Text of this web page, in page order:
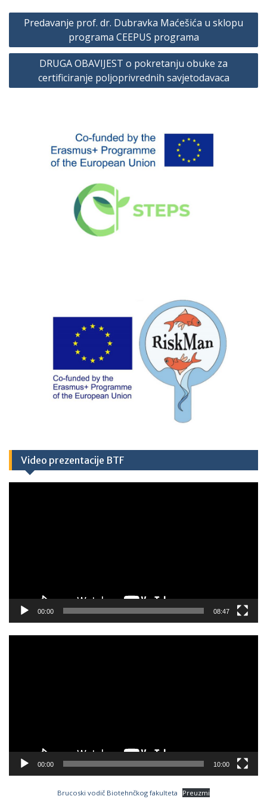
Navigacija
Predavanje prof. dr. Dubravka Maćešića u sklopu
programa CEEPUS programa
DRUGA OBAVIJEST o pokretanju obuke za
certificiranje poljoprivrednih savjetodavaca
Video prezentacije BTF
00:00 08:47
00:00 10:00
Brucoski vodič Biotehnčkog fakulteta Preuzmi